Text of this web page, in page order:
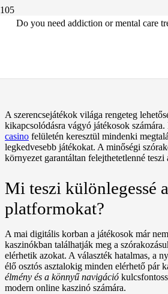
Do you need addiction or mental care
Az nv casino világa:
A szerencsejátékok világa rengeteg
kikapcsolódásra vágyó játékosok számára.
casino felületén keresztül mindenki
legkedvesebb játékokat. A minőségi
környezet garantáltan felejthetetlenné teszi
Mi teszi különlegessé
platformokat?
A mai digitális korban a játékosok már
kaszinókban találhatják meg a
elérhetik azokat. A választék hatalmas, a
élő osztós asztalokig minden elérhető pár
élmény és a könnyű navigáció
modern online kaszinó számára.